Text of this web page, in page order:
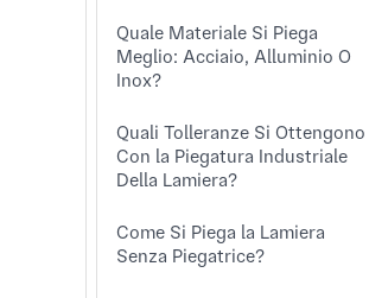
Quale Materiale Si Piega
Meglio: Acciaio, Alluminio O
Inox?
Quali Tolleranze Si Ottengono
Con la Piegatura Industriale
Della Lamiera?
Come Si Piega la Lamiera
Senza Piegatrice?